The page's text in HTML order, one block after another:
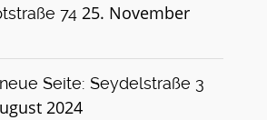
74 25. November
Seite: Seydelstraße 3
2024